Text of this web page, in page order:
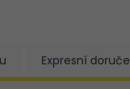
Expresní